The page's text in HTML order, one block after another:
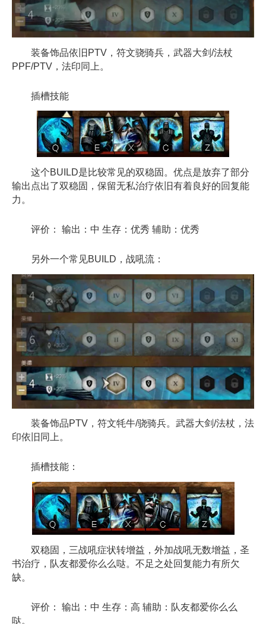
装备饰品依旧PTV，符文骁骑兵，武器大剑/法杖
PPF/PTV，法印同上。
插槽技能
这个BUILD是比较常见的双稳固。优点是放弃了部分
输出点出了双稳固，保留无私治疗依旧有着良好的回复能
力。
评价： 输出：中 生存：优秀 辅助：优秀
另外一个常见BUILD，战吼流：
装备饰品PTV，符文牦牛/骁骑兵。武器大剑/法杖，法
印依旧同上。
插槽技能：
双稳固，三战吼症状转增益，外加战吼无数增益，圣
书治疗，队友都爱你么么哒。不足之处回复能力有所欠
缺。
评价： 输出：中 生存：高 辅助：队友都爱你么么
哒。